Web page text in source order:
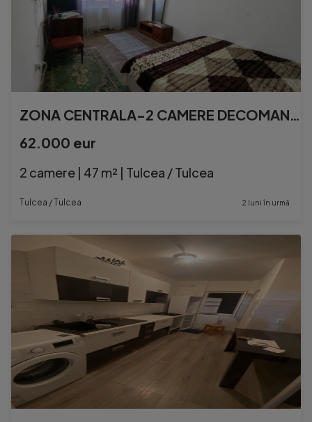
ZONA CENTRALA-2 CAMERE DECOMANDAT, ETAJ 3, CENTRALA GAZ
62.000 eur
2 camere | 47 m² | Tulcea / Tulcea
Tulcea / Tulcea 2 luni în urmă